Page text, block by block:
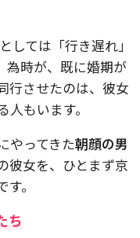
しては「行き遅れ」
為時が、既に婚期が
行させたのは、彼女
もいます。
やってきた朝顔の男
彼女を、ひとまず京
。
ち